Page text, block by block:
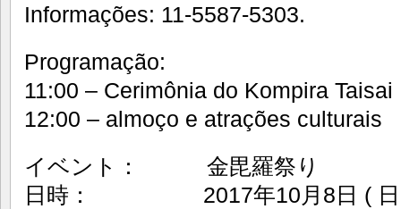
Informações: 11-5587-5303.
Programação:
11:00 – Cerimônia do Kompira Taisai
12:00 – almoço e atrações culturais
イベント： 金毘羅祭り
日時： 2017年10月8日 ( 日